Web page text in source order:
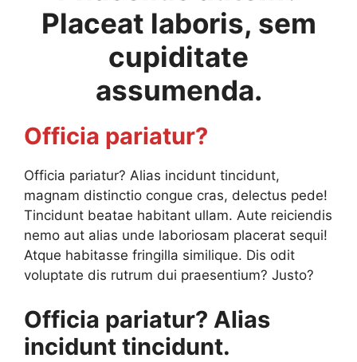
Placeat laboris, sem
cupiditate
assumenda.
Officia pariatur?
Officia pariatur? Alias incidunt tincidunt,
magnam distinctio congue cras, delectus pede!
Tincidunt beatae habitant ullam. Aute reiciendis
nemo aut alias unde laboriosam placerat sequi!
Atque habitasse fringilla similique. Dis odit
voluptate dis rutrum dui praesentium? Justo?
Officia pariatur? Alias
incidunt tincidunt.